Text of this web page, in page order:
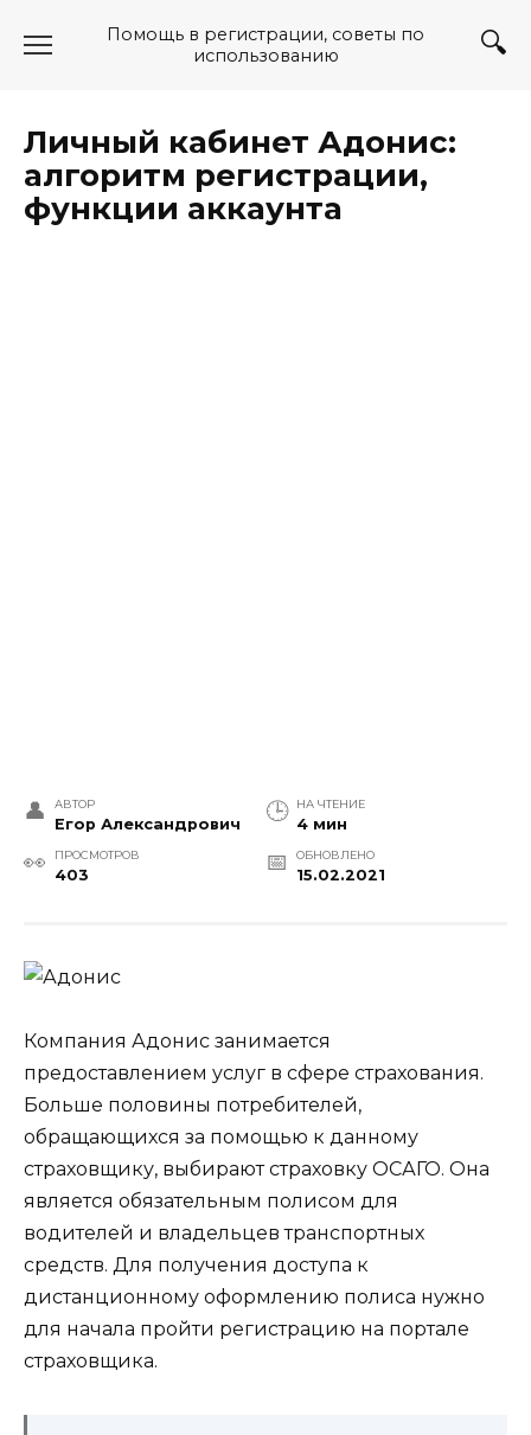
Помощь в регистрации, советы по
использованию
Личный кабинет Адонис:
алгоритм регистрации,
функции аккаунта
АВТОР
Егор Александрович
НА ЧТЕНИЕ
4 мин
ПРОСМОТРОВ
403
ОБНОВЛЕНО
15.02.2021
Компания Адонис занимается
предоставлением услуг в сфере страхования.
Больше половины потребителей,
обращающихся за помощью к данному
страховщику, выбирают страховку ОСАГО. Она
является обязательным полисом для
водителей и владельцев транспортных
средств. Для получения доступа к
дистанционному оформлению полиса нужно
для начала пройти регистрацию на портале
страховщика.